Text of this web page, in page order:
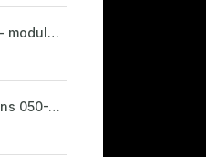
Termostat ViCare - modulacja
Viessmann Vitodens 050-W, 19 kW